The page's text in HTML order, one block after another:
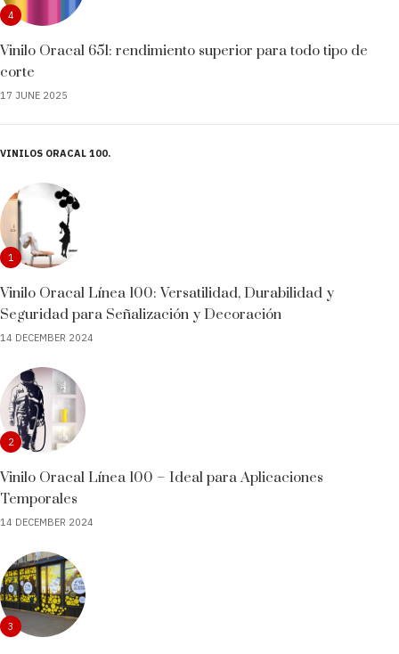
4
Vinilo Oracal 651: rendimiento superior para todo tipo de
corte
17 JUNE 2025
VINILOS ORACAL 100
1
Vinilo Oracal Línea 100: Versatilidad, Durabilidad y
Seguridad para Señalización y Decoración
14 DECEMBER 2024
2
Vinilo Oracal Línea 100 – Ideal para Aplicaciones
Temporales
14 DECEMBER 2024
3